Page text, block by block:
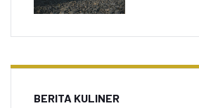
BERITA KULINER